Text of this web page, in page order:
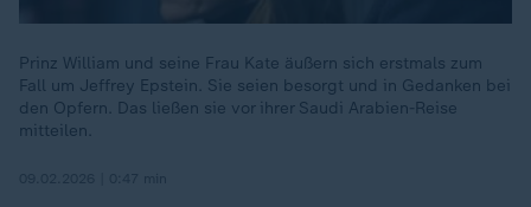
Prinz William und seine Frau Kate äußern sich erstmals zum
Fall um Jeffrey Epstein. Sie seien besorgt und in Gedanken bei
den Opfern. Das ließen sie vor ihrer Saudi Arabien-Reise
mitteilen.